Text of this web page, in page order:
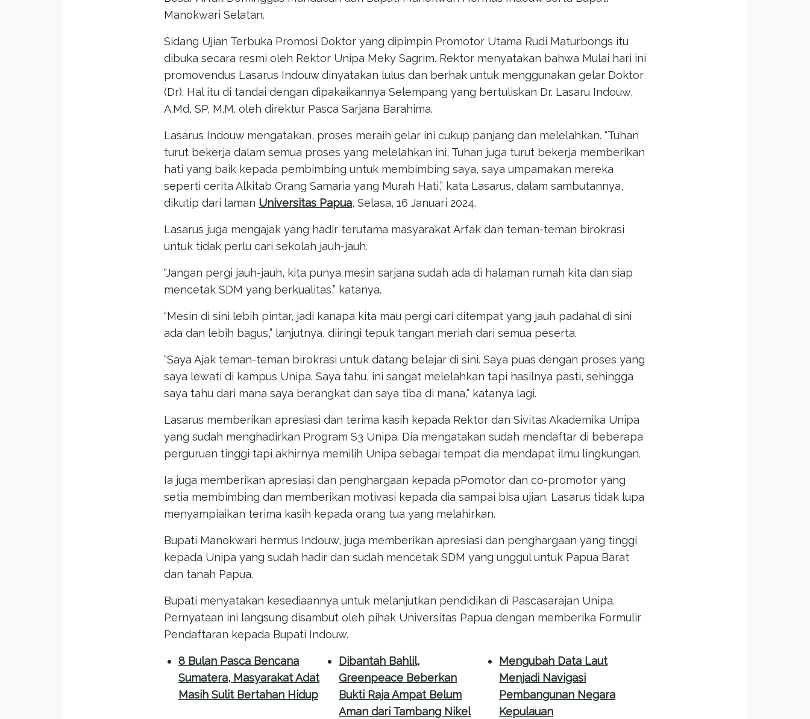
Manokwari Selatan.
Sidang Ujian Terbuka Promosi Doktor yang dipimpin Promotor Utama Rudi Maturbongs itu
dibuka secara resmi oleh Rektor Unipa Meky Sagrim. Rektor menyatakan bahwa Mulai hari ini
promovendus Lasarus Indouw dinyatakan lulus dan berhak untuk menggunakan gelar Doktor
(Dr). Hal itu di tandai dengan dipakaikannya Selempang yang bertuliskan Dr. Lasaru Indouw,
A.Md, SP, M.M. oleh direktur Pasca Sarjana Barahima.
Lasarus Indouw mengatakan, proses meraih gelar ini cukup panjang dan melelahkan. “Tuhan
turut bekerja dalam semua proses yang melelahkan ini, Tuhan juga turut bekerja memberikan
hati yang baik kepada pembimbing untuk membimbing saya, saya umpamakan mereka
seperti cerita Alkitab Orang Samaria yang Murah Hati,” kata Lasarus, dalam sambutannya,
dikutip dari laman Universitas Papua, Selasa, 16 Januari 2024.
Lasarus juga mengajak yang hadir terutama masyarakat Arfak dan teman-teman birokrasi
untuk tidak perlu cari sekolah jauh-jauh.
“Jangan pergi jauh-jauh, kita punya mesin sarjana sudah ada di halaman rumah kita dan siap
mencetak SDM yang berkualitas,” katanya.
“Mesin di sini lebih pintar, jadi kanapa kita mau pergi cari ditempat yang jauh padahal di sini
ada dan lebih bagus,” lanjutnya, diiringi tepuk tangan meriah dari semua peserta.
“Saya Ajak teman-teman birokrasi untuk datang belajar di sini. Saya puas dengan proses yang
saya lewati di kampus Unipa. Saya tahu, ini sangat melelahkan tapi hasilnya pasti, sehingga
saya tahu dari mana saya berangkat dan saya tiba di mana,” katanya lagi.
Lasarus memberikan apresiasi dan terima kasih kepada Rektor dan Sivitas Akademika Unipa
yang sudah menghadirkan Program S3 Unipa. Dia mengatakan sudah mendaftar di beberapa
perguruan tinggi tapi akhirnya memilih Unipa sebagai tempat dia mendapat ilmu lingkungan.
Ia juga memberikan apresiasi dan penghargaan kepada pPomotor dan co-promotor yang
setia membimbing dan memberikan motivasi kepada dia sampai bisa ujian. Lasarus tidak lupa
menyampiaikan terima kasih kepada orang tua yang melahirkan.
Bupati Manokwari hermus Indouw, juga memberikan apresiasi dan penghargaan yang tinggi
kepada Unipa yang sudah hadir dan sudah mencetak SDM yang unggul untuk Papua Barat
dan tanah Papua.
Bupati menyatakan kesediaannya untuk melanjutkan pendidikan di Pascasarajan Unipa.
Pernyataan ini langsung disambut oleh pihak Universitas Papua dengan memberika Formulir
Pendaftaran kepada Bupati Indouw.
8 Bulan Pasca Bencana
Sumatera, Masyarakat Adat
Masih Sulit Bertahan Hidup
Dibantah Bahlil,
Greenpeace Beberkan
Bukti Raja Ampat Belum
Aman dari Tambang Nikel
Mengubah Data Laut
Menjadi Navigasi
Pembangunan Negara
Kepulauan